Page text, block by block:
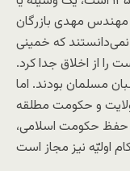
مهندس مهدی بازرگان
که خمینی
را از اخلاق جدا کرد.
مسلمان بودند. اما
ولایت و حکومت مطلقه
حفظ حکومت اسلامی،